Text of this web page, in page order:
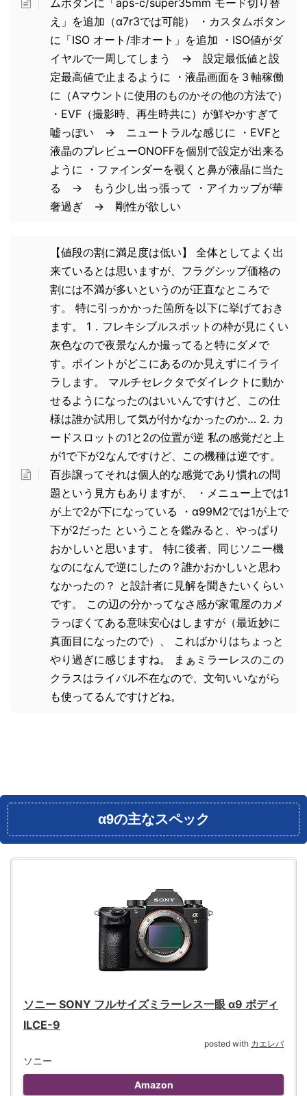
え」を追加（α7r3では可能） ・カスタムボタン
に「ISO オート/非オート」を追加 ・ISO値がダ
イヤルで一周してしまう → 設定最低値と設
定最高値で止まるように ・液晶画面を３軸稼働
に（Aマウントに使用のものかその他の方法で）
・EVF（撮影時、再生時共に）が鮮やかすぎて
嘘っぽい → ニュートラルな感じに ・EVFと
液晶のプレビューONOFFを個別で設定が出来る
ように ・ファインダーを覗くと鼻が液晶に当た
る → もう少し出っ張って ・アイカップが華
奢過ぎ → 剛性が欲しい
【値段の割に満足度は低い】 全体としてよく出
来ているとは思いますが、フラグシップ価格の
割には不満が多いというのが正直なところで
す。 特に引っかかった箇所を以下に挙げておき
ます。 1．フレキシブルスポットの枠が見にくい
灰色なので夜景なんか撮ってると特にダメで
す。ポイントがどこにあるのか見えずにイライ
ラします。 マルチセレクタでダイレクトに動か
せるようになったのはいいんですけど、この仕
様は誰か試用して気が付かなかったのか… 2. カ
ードスロットの1と2の位置が逆 私の感覚だと上
が1で下が2なんですけど、この機種は逆です。
百歩譲ってそれは個人的な感覚であり慣れの問
題という見方もありますが、 ・メニュー上では1
が上で2が下になっている ・α99M2では1が上で
下が2だった ということを鑑みると、やっぱり
おかしいと思います。 特に後者、同じソニー機
なのになんで逆にしたの？誰かおかしいと思わ
なかったの？ と設計者に見解を聞きたいくらい
です。 この辺の分かってなさ感が家電屋のカメ
ラっぽくてある意味安心はしますが（最近妙に
真面目になったので）、 こればかりはちょっと
やり過ぎに感じますね。 まぁミラーレスのこの
クラスはライバル不在なので、文句いいながら
も使ってるんですけどね。
α9の主なスペック
ソニー SONY フルサイズミラーレス一眼 α9 ボディ
ILCE-9
posted with カエレバ
ソニー
Amazon